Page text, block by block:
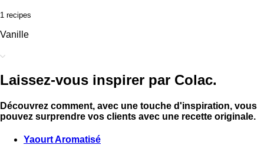
1 recipes
Vanille
Laissez-vous inspirer par Colac.
Découvrez comment, avec une touche d'inspiration, vous
pouvez surprendre vos clients avec une recette originale.
Yaourt Aromatisé